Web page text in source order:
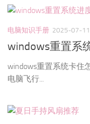
电脑知识手册 2025-07-11
windows重置系
windows重置系统卡住
电脑飞行...